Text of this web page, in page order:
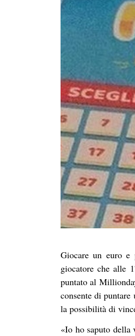
Giocare un euro e
giocatore che alle
puntato al
consente di
la possibilità di
«Io ho saputo della